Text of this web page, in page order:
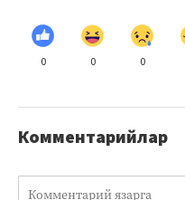
0 0 0
Комментарийлар